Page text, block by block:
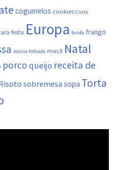
cogumelos cookies Costa
festa Europa farofa frango
massa folhada maçã Natal
porcoqueijo receita de
sobremesa sopa Torta